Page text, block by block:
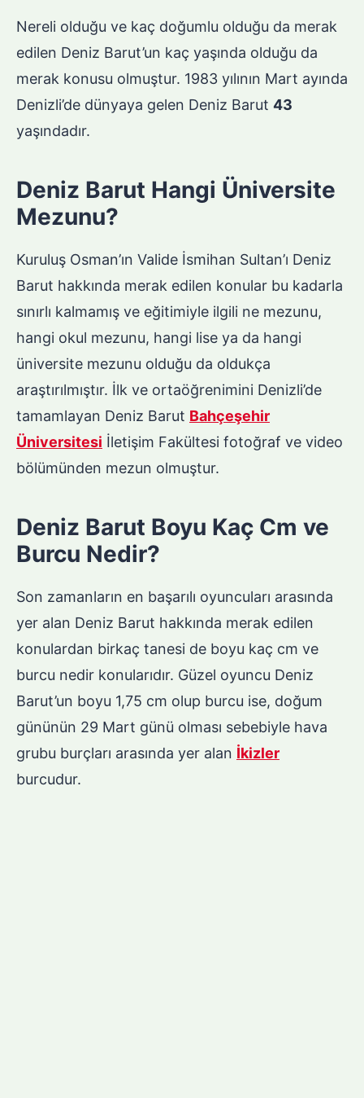
Nereli olduğu ve kaç doğumlu olduğu da merak
edilen Deniz Barut’un kaç yaşında olduğu da
merak konusu olmuştur. 1983 yılının Mart ayında
Denizli’de dünyaya gelen Deniz Barut 43
yaşındadır.
Deniz Barut Hangi Üniversite
Mezunu?
Kuruluş Osman’ın Valide İsmihan Sultan’ı Deniz
Barut hakkında merak edilen konular bu kadarla
sınırlı kalmamış ve eğitimiyle ilgili ne mezunu,
hangi okul mezunu, hangi lise ya da hangi
üniversite mezunu olduğu da oldukça
araştırılmıştır. İlk ve ortaöğrenimini Denizli’de
tamamlayan Deniz Barut Bahçeşehir
Üniversitesi İletişim Fakültesi fotoğraf ve video
bölümünden mezun olmuştur.
Deniz Barut Boyu Kaç Cm ve
Burcu Nedir?
Son zamanların en başarılı oyuncuları arasında
yer alan Deniz Barut hakkında merak edilen
konulardan birkaç tanesi de boyu kaç cm ve
burcu nedir konularıdır. Güzel oyuncu Deniz
Barut’un boyu 1,75 cm olup burcu ise, doğum
gününün 29 Mart günü olması sebebiyle hava
grubu burçları arasında yer alan İkizler
burcudur.